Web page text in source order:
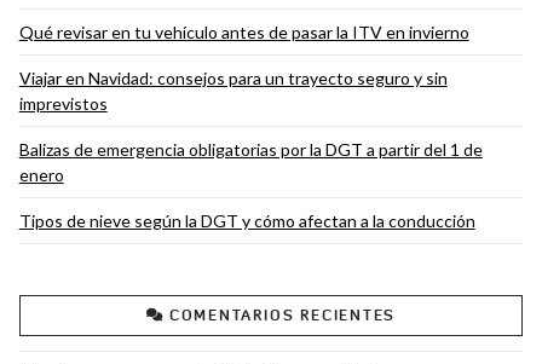
Qué revisar en tu vehículo antes de pasar la ITV en invierno
Viajar en Navidad: consejos para un trayecto seguro y sin
imprevistos
Balizas de emergencia obligatorias por la DGT a partir del 1 de
enero
Tipos de nieve según la DGT y cómo afectan a la conducción
COMENTARIOS RECIENTES